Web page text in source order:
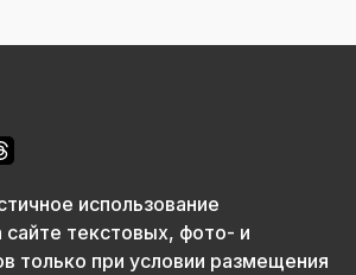
использование
текстовых, фото- и
только при условии размещения